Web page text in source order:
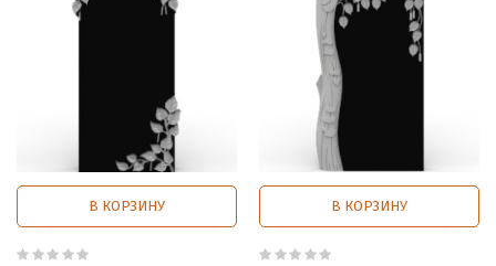
В КОРЗИНУ В КОРЗИНУ